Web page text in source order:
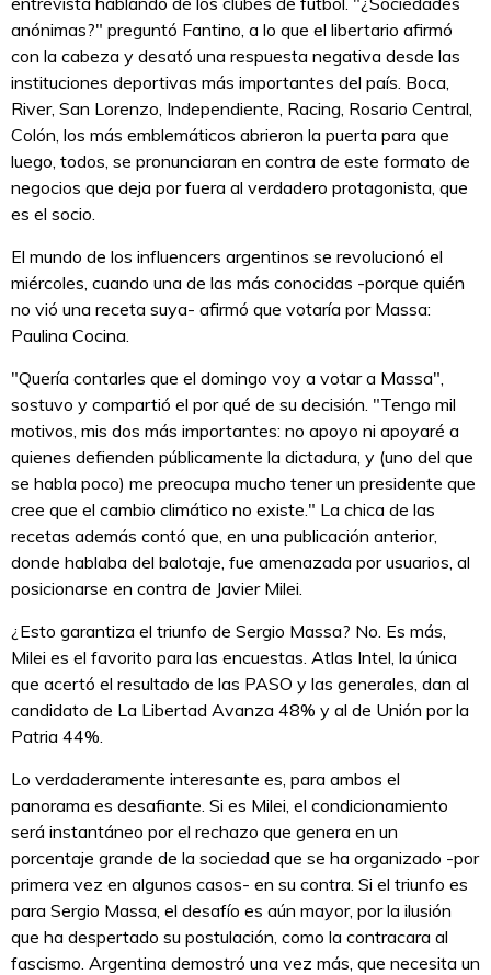
anónimas?" preguntó Fantino, a lo que el libertario afirmó
con la cabeza y desató una respuesta negativa desde las
instituciones deportivas más importantes del país. Boca,
River, San Lorenzo, Independiente, Racing, Rosario Central,
Colón, los más emblemáticos abrieron la puerta para que
luego, todos, se pronunciaran en contra de este formato de
negocios que deja por fuera al verdadero protagonista, que
es el socio.
El mundo de los influencers argentinos se revolucionó el
miércoles, cuando una de las más conocidas -porque quién
no vió una receta suya- afirmó que votaría por Massa:
Paulina Cocina.
"Quería contarles que el domingo voy a votar a Massa",
sostuvo y compartió el por qué de su decisión. "Tengo mil
motivos, mis dos más importantes: no apoyo ni apoyaré a
quienes defienden públicamente la dictadura, y (uno del que
se habla poco) me preocupa mucho tener un presidente que
cree que el cambio climático no existe." La chica de las
recetas además contó que, en una publicación anterior,
donde hablaba del balotaje, fue amenazada por usuarios, al
posicionarse en contra de Javier Milei.
¿Esto garantiza el triunfo de Sergio Massa? No. Es más,
Milei es el favorito para las encuestas. Atlas Intel, la única
que acertó el resultado de las PASO y las generales, dan al
candidato de La Libertad Avanza 48% y al de Unión por la
Patria 44%.
Lo verdaderamente interesante es, para ambos el
panorama es desafiante. Si es Milei, el condicionamiento
será instantáneo por el rechazo que genera en un
porcentaje grande de la sociedad que se ha organizado -por
primera vez en algunos casos- en su contra. Si el triunfo es
para Sergio Massa, el desafío es aún mayor, por la ilusión
que ha despertado su postulación, como la contracara al
fascismo. Argentina demostró una vez más, que necesita un